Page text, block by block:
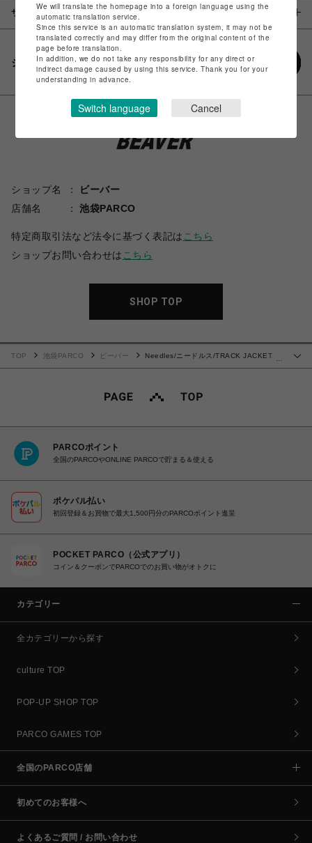
サイズ
シェアする
ショップ名
ビーバー
店舗名
池袋PARCO
特定商取引法など法令に基づく表記は こちら
ショップお問い合わせは こちら
SHOP TOP
TOP 池袋PARCO ビーバー
Needles/ニードルス/TRACK JACKET -
PARCOポイント
全国のPARCOやONLINE PARCOで貯まる＆使える
ポケパル払い
初回登録＆お買物で最大1,500円分のPARCOポイント進呈
POCKET PARCO（公式アプリ）
コイン＆クーポンでPARCOでのお買い物がオトクに
カテゴリー
全カテゴリーから探す
culture TOP
POP-UP SHOP TOP
PARCO GAMES TOP
全国のPARCO店舗
初めてのお客様へ
よくあるご質問 / お問い合わせ
We will translate the homepage into a foreign language using the
automatic translation service.
Since this service is an automatic translation system, it may not be
translated correctly and may differ from the original content of the
page before translation.
In addition, we do not take any responsibility for any direct or
indirect damage caused by using this service. Thank you for your
understanding in advance.
Switch language Cancel